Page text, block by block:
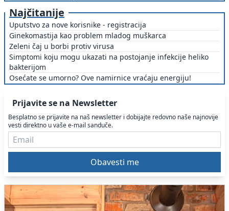
Najčitanije
Uputstvo za nove korisnike - registracija
Ginekomastija kao problem mladog muškarca
Zeleni čaj u borbi protiv virusa
Simptomi koju mogu ukazati na postojanje infekcije heliko
bakterijom
Osećate se umorno? Ove namirnice vraćaju energiju!
Prijavite se na Newsletter
Besplatno se prijavite na naš newsletter i dobijajte redovno naše najnovije
vesti direktno u vaše e-mail sanduče.